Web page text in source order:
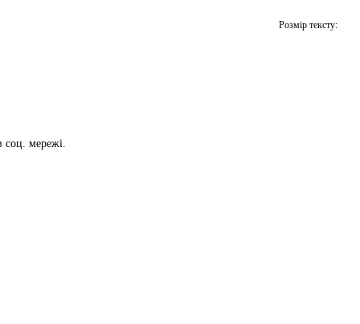
Розмір тексту:
мережі.